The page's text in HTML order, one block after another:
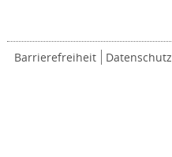
Barrierefreiheit Datenschutz